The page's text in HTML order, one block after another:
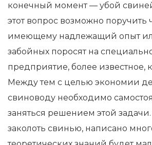
конечный момент — убой
этот вопрос возможно поручить
имеющему надлежащий опыт
забойных поросят на
предприятие, более известное,
Между тем с целью экономии
свиноводу необходимо
заняться решением этой
заколоть свинью, написано